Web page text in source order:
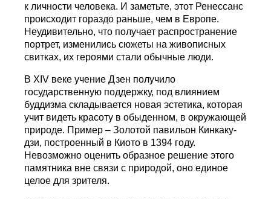
к личности человека. И заметьте, этот Ренессанс
происходит гораздо раньше, чем в Европе.
Неудивительно, что получает распространение
портрет, изменились сюжеты на живописных
свитках, их героями стали обычные люди.
В XIV веке учение Дзен получило
государственную поддержку, под влиянием
буддизма складывается новая эстетика, которая
учит видеть красоту в обыденном, в окружающей
природе. Пример – Золотой павильон Кинкаку-
дзи, построенный в Киото в 1394 году.
Невозможно оценить образное решение этого
памятника вне связи с природой, оно единое
целое для зрителя.